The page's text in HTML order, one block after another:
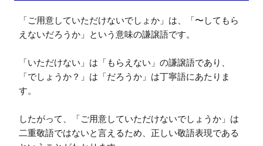
「ご用意していただけないでしょか」は、「〜してもら
えないだろうか」という意味の謙譲語です。
「いただけない」は「もらえない」の謙譲語であり、
「でしょうか？」は「だろうか」は丁寧語にあたりま
す。
したがって、「ご用意していただけないでしょうか」は
二重敬語ではないと言えるため、正しい敬語表現である